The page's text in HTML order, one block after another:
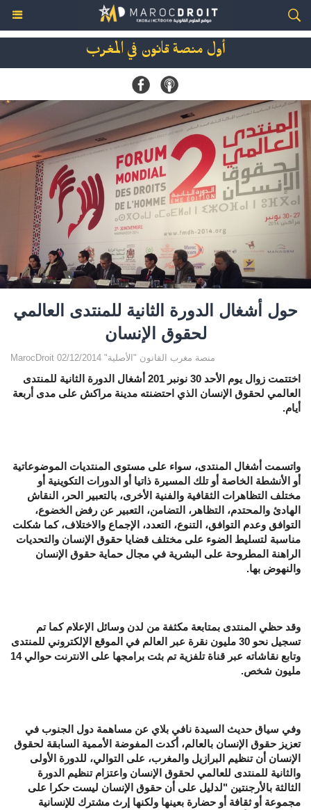
أول منصة قانون في المغرب
حول أشغال الدورة الثانية للمنتدى العالمي
لحقوق الإنسان
MarocDroit منصة مغرب القانون "الأصلية" 02/12/2014
اختتمت زوال يوم الأحد 30 نونبر 201 أشغال الدورة الثانية للمنتدى
العالمي لحقوق الإنسان الذي احتضنته مدينة مراكش على مدى أربعة
أيام.
واتسمت أشغال المنتدى، سواء على مستوى المنتديات الموضوعاتية
أو الأنشطة الخاصة أو تلك المسيرة ذاتيا أو الدورات التكوينية أو
مختلف التظاهرات الثقافية والفنية الأخرى، بالتعبير الحر، النقاش
الهادئ والمحتدم، التظاهر، التضامن، التعبير عن رفض الخضوع،
التوافق وعدم التوافق، التنوع، التعدد، الإجماع والاختلاف، كما شكلت
مناسبة لتسليط الضوء على مختلف قضايا حقوق الإنسان والتحديات
الراهنة المطروحة على البشرية في مجال حماية حقوق الإنسان
والنهوض بها.
وقد حظي المنتدى بمتابعة مكثفة من لدن وسائل الإعلام كما تم
تسجيل نحو 30 مليون نقرة عبر العالم في الموقع الإلكتروني للمنتدى
وتابع نقاشاته عبر قناة تلفزية تم بثت برامجها على الانترنت حوالي 14
مليون شخص.
وفي سياق حديث السيدة نافي بلاي عن مساهمة دول الجنوب في
تعزيز حقوق الإنسان بالعالم، أكدت المفوضة الأممية السابقة لحقوق
الإنسان أن تنظيم البرازيل والمغرب، على التوالي، للدورة الأولى
والثانية للمنتدى للعالمي لحقوق الإنسان واعتزام تنظيم الدورة
الثالثة بالأرجنتين "لدليل على أن حقوق الإنسان ليست حكرا على
مجموعة أو ثقافة أو حضارة بعينها ولكنها إرث مشترك للإنسانية